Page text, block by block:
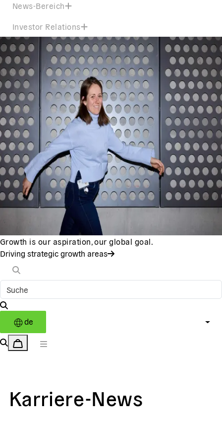
News-Bereich
Investor Relations
Growth is our aspiration, our global goal.
Driving strategic growth areas
de
Karriere-News